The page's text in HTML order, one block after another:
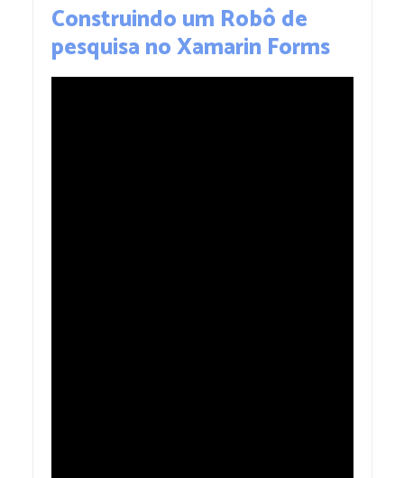
Construindo um Robô de
pesquisa no Xamarin Forms